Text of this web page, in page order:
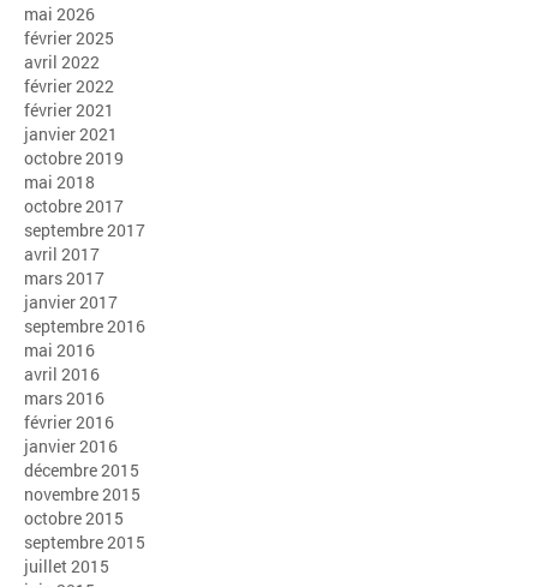
mai 2026
février 2025
avril 2022
février 2022
février 2021
janvier 2021
octobre 2019
mai 2018
octobre 2017
septembre 2017
avril 2017
mars 2017
janvier 2017
septembre 2016
mai 2016
avril 2016
mars 2016
février 2016
janvier 2016
décembre 2015
novembre 2015
octobre 2015
septembre 2015
juillet 2015